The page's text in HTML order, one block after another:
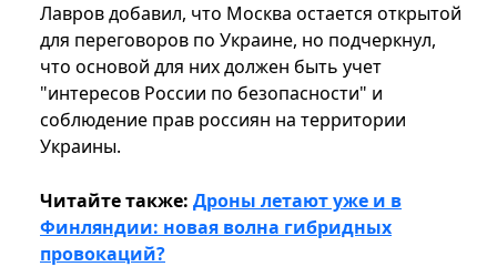
Лавров добавил, что Москва остается открытой
для переговоров по Украине, но подчеркнул,
что основой для них должен быть учет
"интересов России по безопасности" и
соблюдение прав россиян на территории
Украины.
Читайте также: Дроны летают уже и в
Финляндии: новая волна гибридных
провокаций?